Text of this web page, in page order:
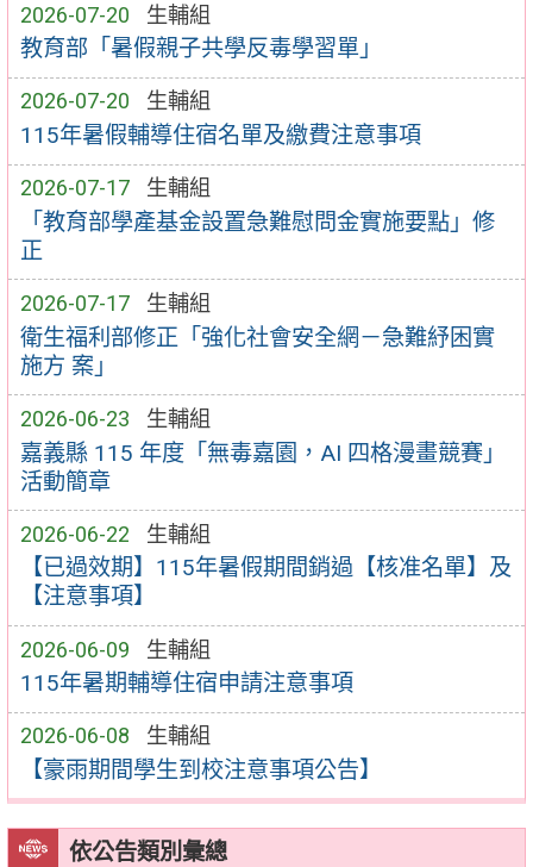
2026-07-20 生輔組
教育部「暑假親子共學反毒學習單」
2026-07-20 生輔組
115年暑假輔導住宿名單及繳費注意事項
2026-07-17 生輔組
「教育部學產基金設置急難慰問金實施要點」修
正
2026-07-17 生輔組
衛生福利部修正「強化社會安全網－急難紓困實
施方 案」
2026-06-23 生輔組
嘉義縣 115 年度「無毒嘉園，AI 四格漫畫競賽」
活動簡章
2026-06-22 生輔組
【已過效期】115年暑假期間銷過【核准名單】及
【注意事項】
2026-06-09 生輔組
115年暑期輔導住宿申請注意事項
2026-06-08 生輔組
【豪雨期間學生到校注意事項公告】
依公告類別彙總